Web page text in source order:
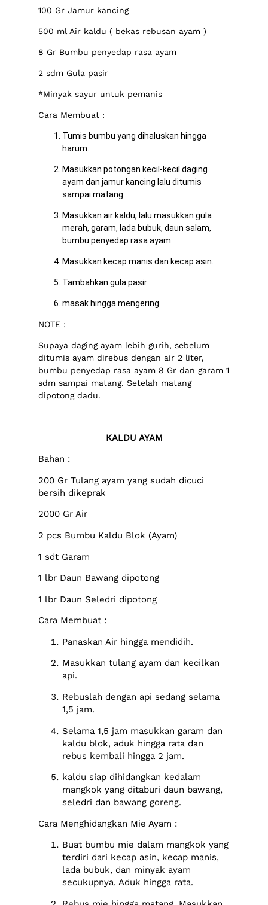
100 Gr Jamur kancing
500 ml Air kaldu ( bekas rebusan ayam )
8 Gr Bumbu penyedap rasa ayam
2 sdm Gula pasir
*Minyak sayur untuk pemanis
Cara Membuat :
Tumis bumbu yang dihaluskan hingga
harum.
Masukkan potongan kecil-kecil daging
ayam dan jamur kancing lalu ditumis
sampai matang.
Masukkan air kaldu, lalu masukkan gula
merah, garam, lada bubuk, daun salam,
bumbu penyedap rasa ayam.
Masukkan kecap manis dan kecap asin.
Tambahkan gula pasir
masak hingga mengering
NOTE :
Supaya daging ayam lebih gurih, sebelum
ditumis ayam direbus dengan air 2 liter,
bumbu penyedap rasa ayam 8 Gr dan garam 1
sdm sampai matang. Setelah matang
dipotong dadu.
KALDU AYAM
Bahan :
200 Gr Tulang ayam yang sudah dicuci
bersih dikeprak
2000 Gr Air
2 pcs Bumbu Kaldu Blok (Ayam)
1 sdt Garam
1 lbr Daun Bawang dipotong
1 lbr Daun Seledri dipotong
Cara Membuat :
Panaskan Air hingga mendidih.
Masukkan tulang ayam dan kecilkan
api.
Rebuslah dengan api sedang selama
1,5 jam.
Selama 1,5 jam masukkan garam dan
kaldu blok, aduk hingga rata dan
rebus kembali hingga 2 jam.
kaldu siap dihidangkan kedalam
mangkok yang ditaburi daun bawang,
seledri dan bawang goreng.
Cara Menghidangkan Mie Ayam :
Buat bumbu mie dalam mangkok yang
terdiri dari kecap asin, kecap manis,
lada bubuk, dan minyak ayam
secukupnya. Aduk hingga rata.